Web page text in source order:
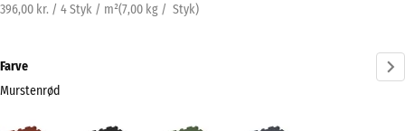
396,00 kr. / 4 Styk / m²(7,00 kg / Styk)
Farve
Murstenrød
Murstenrød
Græsgrøn